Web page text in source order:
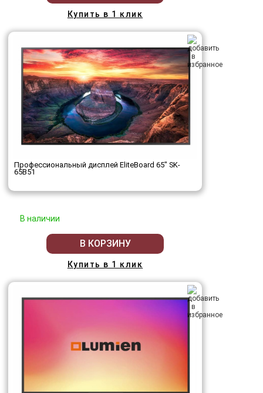
Купить в 1 клик
Профессиональный дисплей EliteBoard 65" SK-
65B51
В наличии
В КОРЗИНУ
Купить в 1 клик